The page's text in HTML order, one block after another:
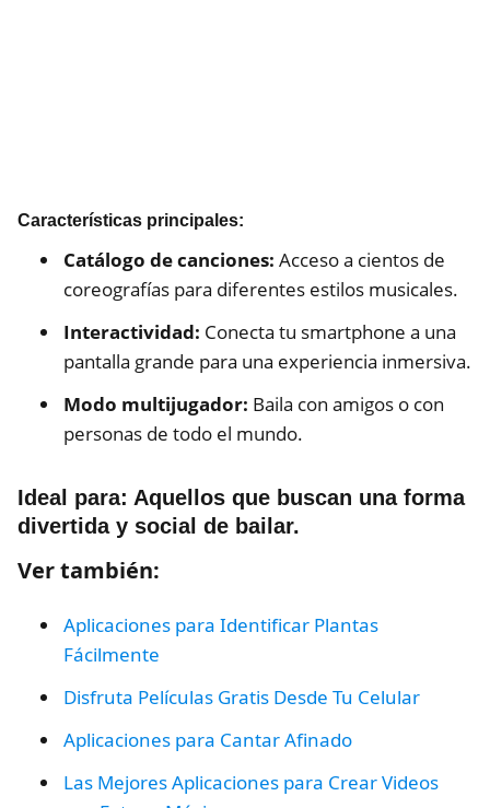
Características principales:
Catálogo de canciones: Acceso a cientos de
coreografías para diferentes estilos musicales.
Interactividad: Conecta tu smartphone a una
pantalla grande para una experiencia inmersiva.
Modo multijugador: Baila con amigos o con
personas de todo el mundo.
Ideal para: Aquellos que buscan una forma
divertida y social de bailar.
Ver también:
Aplicaciones para Identificar Plantas
Fácilmente
Disfruta Películas Gratis Desde Tu Celular
Aplicaciones para Cantar Afinado
Las Mejores Aplicaciones para Crear Videos